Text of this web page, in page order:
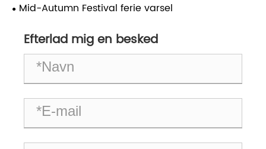
Mid-Autumn Festival ferie varsel
Efterlad mig en besked